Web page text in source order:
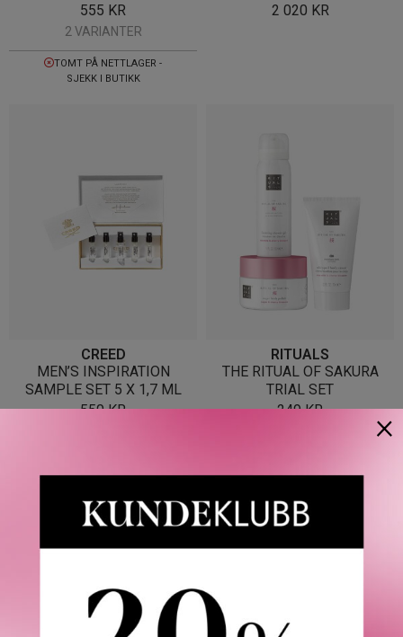
555 KR
2 VARIANTER
TOMT PÅ NETTLAGER -
SJEKK I BUTIKK
2 020 KR
CREED
MEN’S INSPIRATION
SAMPLE SET 5 X 1,7 ML
550KR
RITUALS
THE RITUAL OF SAKURA
TRIAL SET
249KR ×